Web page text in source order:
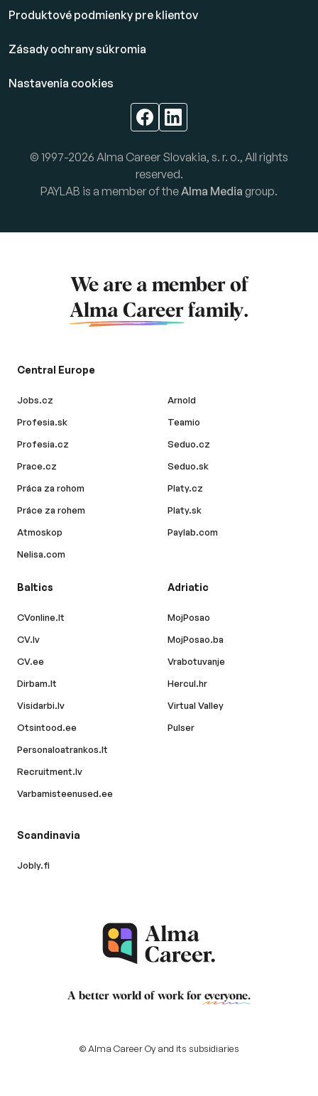
Produktové podmienky pre klientov
Zásady ochrany súkromia
Nastavenia cookies
© 1997-2026 Alma Career Slovakia, s. r. o., All rights
reserved.
PAYLAB is a member of theAlma Media group.
We are a member of
Alma Career family.
Central Europe
Jobs.cz
Profesia.sk
Profesia.cz
Prace.cz
Práca za rohom
Práce za rohem
Atmoskop
Nelisa.com
Arnold
Teamio
Seduo.cz
Seduo.sk
Platy.cz
Platy.sk
Paylab.com
Baltics
CVonline.lt
CV.lv
CV.ee
Dirbam.lt
Visidarbi.lv
Otsintood.ee
Personaloatrankos.lt
Recruitment.lv
Varbamisteenused.ee
Adriatic
MojPosao
MojPosao.ba
Vrabotuvanje
Hercul.hr
Virtual Valley
Pulser
Scandinavia
Jobly.fi
A better world of work for everyone.
© Alma Career Oy and its subsidiaries